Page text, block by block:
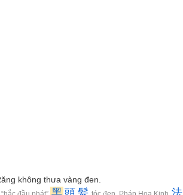
không thưa vàng đen.
黑 頭 髪 法